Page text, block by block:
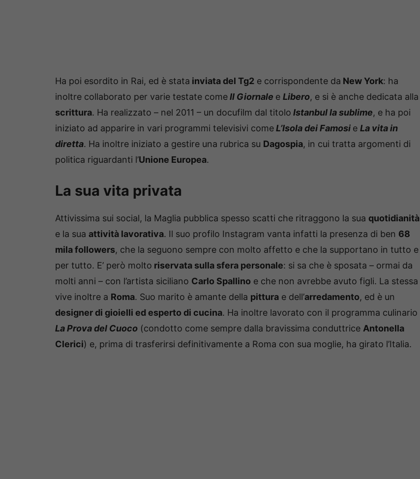
Ha poi esordito in Rai, ed è stata inviata del Tg2 e corrispondente da New York: ha
inoltre collaborato per varie testate comeIl Giornale e Libero, e si è anche dedicata alla
scrittura. Ha realizzato – nel 2011 – un docufilm dal titolo Istanbul la sublime, e ha poi
iniziato ad apparire in vari programmi televisivi comeL’Isola dei Famosi e La vita in
diretta. Ha inoltre iniziato a gestire una rubrica su Dagospia, in cui tratta argomenti di
politica riguardanti l’Unione Europea.
La sua vita privata
Attivissima sui social, la Maglia pubblica spesso scatti che ritraggono la sua quotidianità
e la sua attività lavorativa. Il suo profilo Instagram vanta infatti la presenza di ben 68
mila followers, che la seguono sempre con molto affetto e che la supportano in tutto e
per tutto. E’ però molto riservata sulla sfera personale: si sa che è sposata – ormai da
molti anni – con l’artista siciliano Carlo Spallino e che non avrebbe avuto figli. La stessa
vive inoltre a Roma. Suo marito è amante della pittura e dell’arredamento, ed è un
designer di gioielli ed esperto di cucina. Ha inoltre lavorato con il programma culinario
La Prova del Cuoco (condotto come sempre dalla bravissima conduttrice Antonella
Clerici) e, prima di trasferirsi definitivamente a Roma con sua moglie, ha girato l’Italia.